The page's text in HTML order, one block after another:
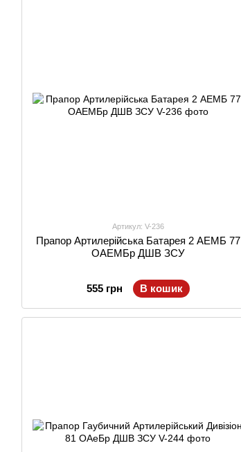
Артикул: V-236
Прапор Артилерійська Батарея 2 АЕМБ 77
ОАЕМБр ДШВ ЗСУ
555 грн В кошик